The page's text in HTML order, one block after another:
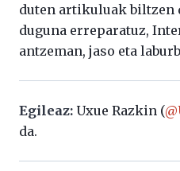
duten artikuluak biltzen
duguna erreparatuz,
antzeman, jaso eta
Egileaz: Uxue Razkin (
da.